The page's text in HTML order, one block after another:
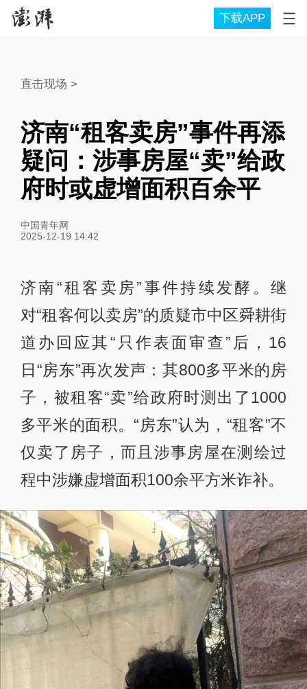
下载APP
直击现场 >
济南“租客卖房”事件再添
疑问：涉事房屋“卖”给政
府时或虚增面积百余平
中国青年网
2025-12-19 14:42
济南“租客卖房”事件持续发酵。继
对“租客何以卖房”的质疑市中区舜耕街
道办回应其“只作表面审查”后，16
日“房东”再次发声：其800多平米的房
子，被租客“卖”给政府时测出了1000
多平米的面积。“房东”认为，“租客”不
仅卖了房子，而且涉事房屋在测绘过
程中涉嫌虚增面积100余平方米诈补。